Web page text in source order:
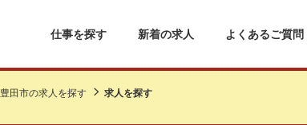
仕事を探す 新着の求人 よくあるご質問
豊田市の求人を探す 求人を探す